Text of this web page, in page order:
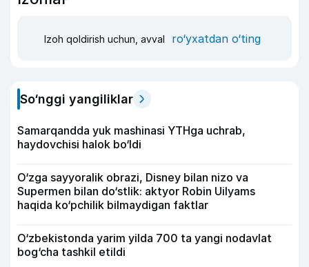
Izoh qoldirish uchun, avval ro‘yxatdan o‘ting
So‘nggi yangiliklar
Samarqandda yuk mashinasi YTHga uchrab,
haydovchisi halok bo‘ldi
O‘zga sayyoralik obrazi, Disney bilan nizo va
Supermen bilan do‘stlik: aktyor Robin Uilyams
haqida ko‘pchilik bilmaydigan faktlar
O‘zbekistonda yarim yilda 700 ta yangi nodavlat
bog‘cha tashkil etildi